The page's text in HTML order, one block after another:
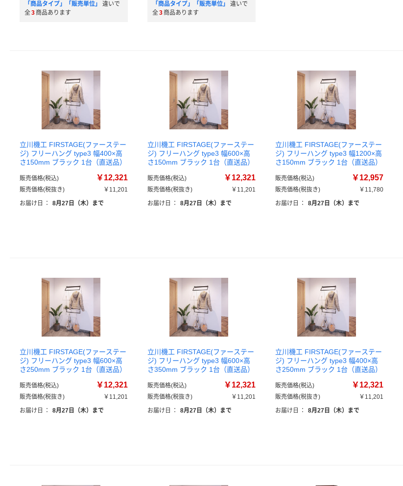
「商品タイプ」「販売単位」
違いで
全3 商品あります
「商品タイプ」「販売単位」
違いで
全3 商品あります
立川機工 FIRSTAGE(ファーステー
ジ) フリーハング type3 幅400×高
さ150mm ブラック 1台（直送品）
販売価格(税込) ￥12,321
販売価格(税抜き)
￥11,201
お届け日
： 8月27日（木）まで
立川機工 FIRSTAGE(ファーステー
ジ) フリーハング type3 幅600×高
さ150mm ブラック 1台（直送品）
販売価格(税込) ￥12,321
販売価格(税抜き)
￥11,201
お届け日
： 8月27日（木）まで
立川機工 FIRSTAGE(ファーステー
ジ) フリーハング type3 幅1200×高
さ150mm ブラック 1台（直送品）
販売価格(税込) ￥12,957
販売価格(税抜き)
￥11,780
お届け日
： 8月27日（木）まで
立川機工 FIRSTAGE(ファーステー
ジ) フリーハング type3 幅600×高
さ250mm ブラック 1台（直送品）
販売価格(税込) ￥12,321
販売価格(税抜き)
￥11,201
お届け日
： 8月27日（木）まで
立川機工 FIRSTAGE(ファーステー
ジ) フリーハング type3 幅600×高
さ350mm ブラック 1台（直送品）
販売価格(税込) ￥12,321
販売価格(税抜き)
￥11,201
お届け日
： 8月27日（木）まで
立川機工 FIRSTAGE(ファーステー
ジ) フリーハング type3 幅400×高
さ250mm ブラック 1台（直送品）
販売価格(税込) ￥12,321
販売価格(税抜き)
￥11,201
お届け日
： 8月27日（木）まで